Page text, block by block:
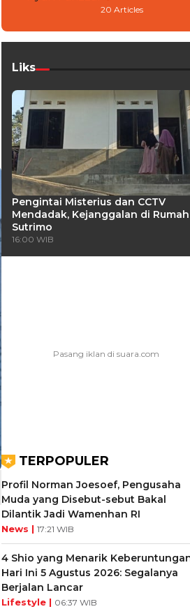
20 Articles
Liks
Pengintai Misterius dan CCTV
Mendadak, Kejanggalan di Rumah
Sutrimo
16:00 WIB
TERPOPULER
Profil Norman Joesoef, Pengusaha
Muda yang Disebut-sebut Bakal
Dilantik Jadi Wamenhan RI
News | 17:21 WIB
4 Shio yang Menarik
Hari Ini 5 Agustus 2026: Segalanya
Berjalan Lancar
Lifestyle | 06:37 WIB